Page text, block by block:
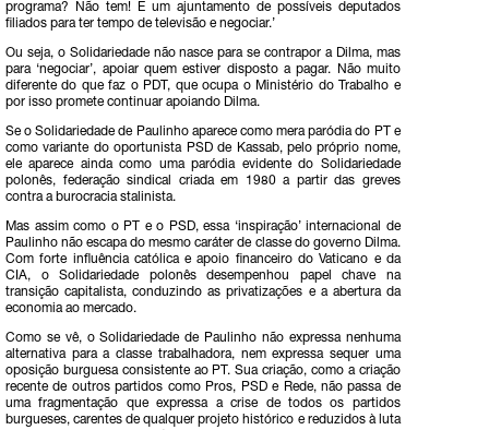
programa? Não tem! É um ajuntamento de possíveis deputados
filiados para ter tempo de televisão e negociar.’
Ou seja, o Solidariedade não nasce para se contrapor a Dilma, mas
para ‘negociar’, apoiar quem estiver disposto a pagar. Não muito
diferente do que faz o PDT, que ocupa o Ministério do Trabalho e
por isso promete continuar apoiando Dilma.
Se o Solidariedade de Paulinho aparece como mera paródia do PT e
como variante do oportunista PSD de Kassab, pelo próprio nome,
ele aparece ainda como uma paródia evidente do Solidariedade
polonês, federação sindical criada em 1980 a partir das greves
contra a burocracia stalinista.
Mas assim como o PT e o PSD, essa ‘inspiração’ internacional de
Paulinho não escapa do mesmo caráter de classe do governo Dilma.
Com forte influência católica e apoio financeiro do Vaticano e da
CIA, o Solidariedade polonês desempenhou papel chave na
transição capitalista, conduzindo as privatizações e a abertura da
economia ao mercado.
Como se vê, o Solidariedade de Paulinho não expressa nenhuma
alternativa para a classe trabalhadora, nem expressa sequer uma
oposição burguesa consistente ao PT. Sua criação, como a criação
recente de outros partidos como Pros, PSD e Rede, não passa de
uma fragmentação que expressa a crise de todos os partidos
burgueses, carentes de qualquer projeto histórico e reduzidos à luta